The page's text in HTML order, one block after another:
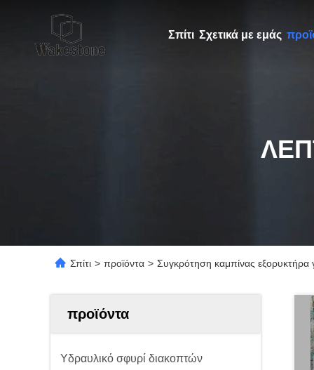
Σπίτι Σχετικά με εμάς
Σπίτι > προϊόντα > Συγκρότηση καμπίνας εξορυκτήρα
προϊόντα
Υδραυλικό σφυρί διακοπτών